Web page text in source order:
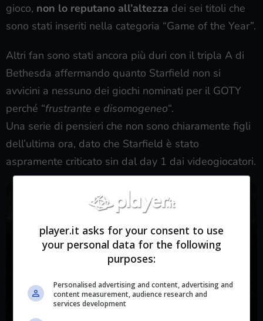
gioco, non lo reputano all’altezza dei sei titoli che
sono stati inseriti nella categoria “Game of the Year”.
Altri fan sono stati ancora più duri con il tripla A di
Bethesda affermando quanto Starfield non si
avvicini a nessuno dei giochi nominati per il GOTY
perché “frustrante e disomogeneo“.
Una serie di pensieri che non sono chiaramente figli
dell’ultima ora, dato che Starfield è stato
aspramente criticato sin dal day 1 dai videogiocatori.
player.it asks for your consent to use
your personal data for the following
purposes:
Personalised advertising and content, advertising and
content measurement, audience research and
services development